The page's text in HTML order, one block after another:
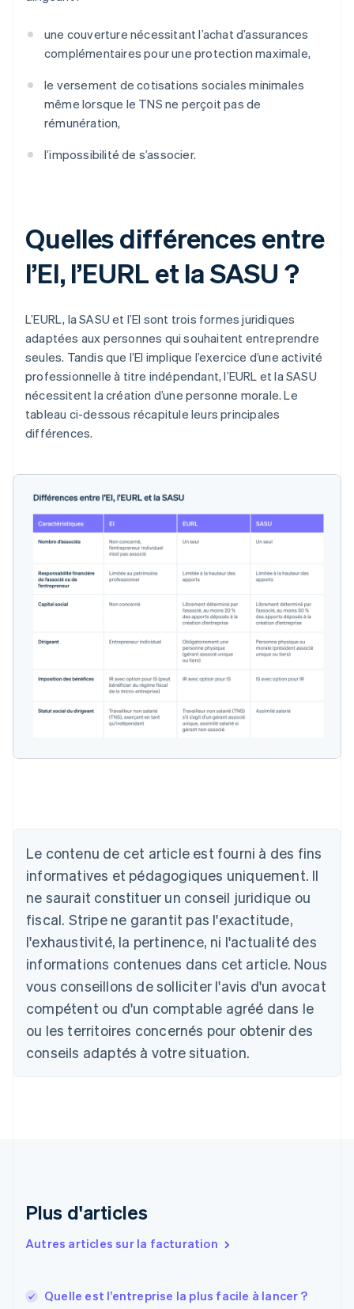
une couverture nécessitant l’achat d’assurances
complémentaires pour une protection maximale,
le versement de cotisations sociales minimales
même lorsque le TNS ne perçoit pas de
rémunération,
l’impossibilité de s’associer.
Quelles différences entre
l’EI, l’EURL et la SASU ?
L’EURL, la SASU et l’EI sont trois formes juridiques
adaptées aux personnes qui souhaitent entreprendre
seules. Tandis que l’EI implique l’exercice d’une activité
professionnelle à titre indépendant, l’EURL et la SASU
nécessitent la création d’une personne morale. Le
tableau ci-dessous récapitule leurs principales
différences.
Le contenu de cet article est fourni à des fins
informatives et pédagogiques uniquement. Il
ne saurait constituer un conseil juridique ou
fiscal. Stripe ne garantit pas l'exactitude,
l'exhaustivité, la pertinence, ni l'actualité des
informations contenues dans cet article. Nous
vous conseillons de solliciter l'avis d'un avocat
compétent ou d'un comptable agréé dans le
ou les territoires concernés pour obtenir des
conseils adaptés à votre situation.
Plus d'articles
Autres articles sur la facturation
Quelle est l’entreprise la plus facile à lancer ?
DeutschEnglish
Belgique
Brésil
PortuguêsEnglish
Bulgarie
English
Canada
EnglishFrançais
简体中文English
Chypre
English
Croatie
EnglishItaliano
English
EnglishEspañol 简体中文
France
Français